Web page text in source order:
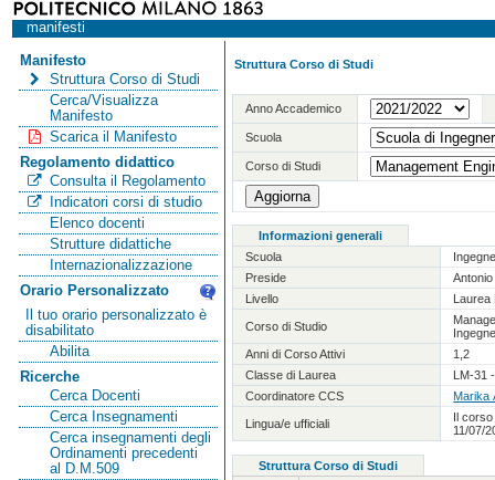
manifesti
Manifesto
Struttura Corso di Studi
Cerca/Visualizza
Manifesto
Scarica il Manifesto
Regolamento didattico
Consulta il Regolamento
Indicatori corsi di studio
Elenco docenti
Strutture didattiche
Internazionalizzazione
Orario Personalizzato
Il tuo orario personalizzato è
disabilitato
Abilita
Ricerche
Cerca Docenti
Cerca Insegnamenti
Cerca insegnamenti degli
Ordinamenti precedenti
al D.M.509
Struttura Corso di Studi
Anno Accademico
Scuola
Corso di Studi
Informazioni generali
Scuola
Preside
Livello
Laurea
Corso di Studio
Anni di Corso Attivi
1,2
Classe di Laurea
LM-31
Coordinatore CCS
Marika
Lingua/e ufficiali
Il corso
11/07/
Struttura Corso di Studi